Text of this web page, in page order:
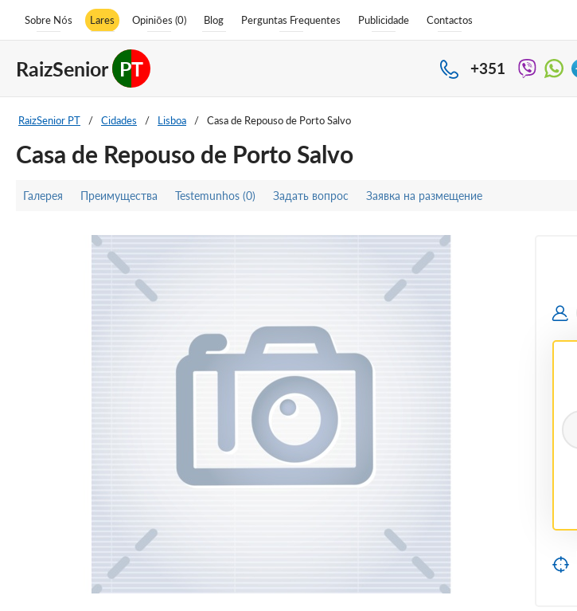
Sobre Nós Lares Opiniões (0) Blog Perguntas Frequentes Publicidade Contactos
RaizSenior PT +351
RaizSenior PT / Cidades / Lisboa / Casa de Repouso de Porto Salvo
Casa de Repouso de Porto Salvo
Галерея Преимущества Testemunhos (0) Задать вопрос Заявка на размещение